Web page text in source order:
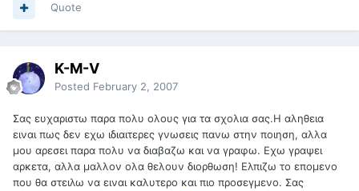
Quote
K-M-V
Posted February 2, 2007
Σας ευχαριστω παρα πολυ ολους για τα σχολια σας.Η αληθεια
ειναι πως δεν εχω ιδιαιτερες γνωσεις πανω στην ποιηση, αλλα
μου αρεσει παρα πολυ να διαβαζω και να γραφω. Εχω γραψει
αρκετα, αλλα μαλλον ολα θελουν διορθωση! Ελπιζω το επομενο
που θα στειλω να ειναι καλυτερο και πιο προσεγμενο. Σας